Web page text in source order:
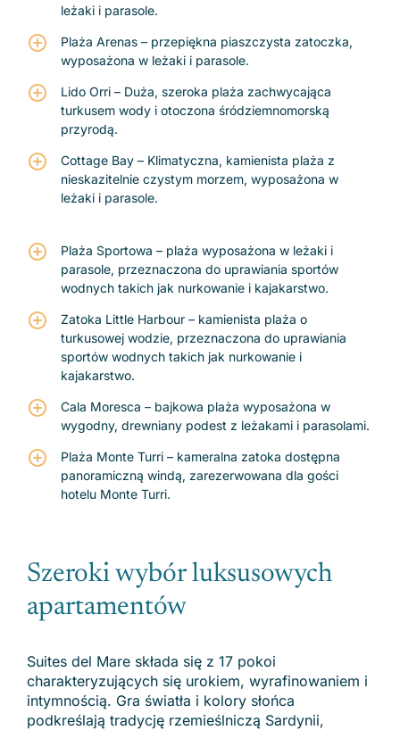
leżaki i parasole.
Plaża Arenas – przepiękna piaszczysta zatoczka,
wyposażona w leżaki i parasole.
Lido Orri – Duża, szeroka plaża zachwycająca
turkusem wody i otoczona śródziemnomorską
przyrodą.
Cottage Bay – Klimatyczna, kamienista plaża z
nieskazitelnie czystym morzem, wyposażona w
leżaki i parasole.
Plaża Sportowa – plaża wyposażona w leżaki i
parasole, przeznaczona do uprawiania sportów
wodnych takich jak nurkowanie i kajakarstwo.
Zatoka Little Harbour – kamienista plaża o
turkusowej wodzie, przeznaczona do uprawiania
sportów wodnych takich jak nurkowanie i
kajakarstwo.
Cala Moresca – bajkowa plaża wyposażona w
wygodny, drewniany podest z leżakami i parasolami.
Plaża Monte Turri – kameralna zatoka dostępna
panoramiczną windą, zarezerwowana dla gości
hotelu Monte Turri.
Szeroki wybór luksusowych
apartamentów
Suites del Mare składa się z 17 pokoi
charakteryzujących się urokiem, wyrafinowaniem i
intymnością. Gra światła i kolory słońca
podkreślają tradycję rzemieślniczą Sardynii,